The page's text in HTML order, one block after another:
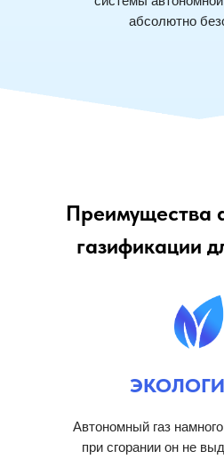
абсолютно
Автономный газ намного
при сгорании он не
Преимущества
газификации